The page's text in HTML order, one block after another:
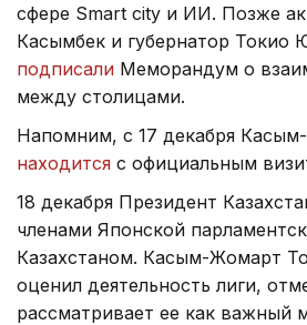
сфере Smart city и ИИ. Позже
Касымбек и губернатор Токио
подписали Меморандум о
между столицами.
Напомним, с 17 декабря
находится с официальным
18 декабря Президент
членами Японской
Казахстаном. Касым-Жомарт
оценил деятельность лиги,
рассматривает ее как важный